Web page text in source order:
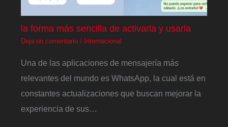
la forma más sencilla de activarla y usarla
Deja un comentario / Internacional
Una de las aplicaciones de mensajería más
relevantes del mundo es WhatsApp, la cual está en
constantes actualizaciones que buscan mejorar la
experiencia de sus…